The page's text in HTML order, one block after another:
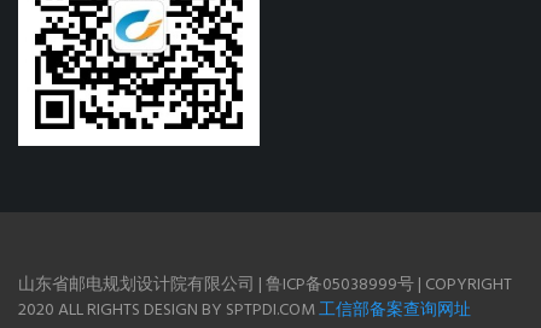
山东省邮电规划设计院有限公司 | 鲁ICP备05038999号 | COPYRIGHT
2020 ALL RIGHTS DESIGN BY SPTPDI.COM工信部备案查询网址